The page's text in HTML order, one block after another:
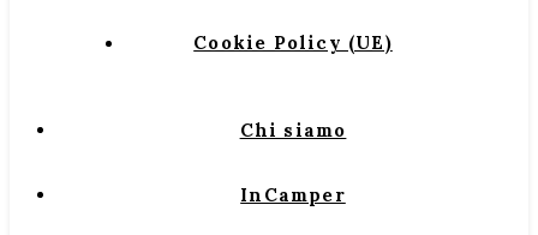
Cookie Policy (UE)
Chi siamo
InCamper